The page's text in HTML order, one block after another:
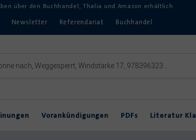
über den Buchhandel, Thalia und Amazon erhältlich.
Newsletter Referendariat Buchhandel
Vorankündigungen PDFs Literatur